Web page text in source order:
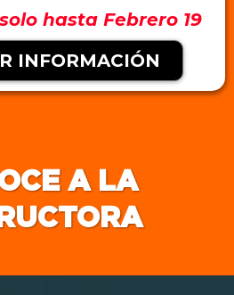
hasta Febrero 19
INFORMACIÓN
A LA